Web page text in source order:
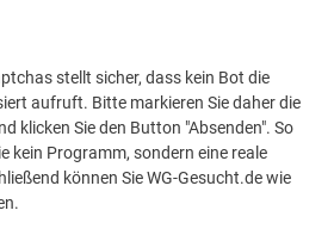
stellt sicher, dass kein Bot die
aufruft. Bitte markieren Sie daher die
klicken Sie den Button "Absenden". So
kein Programm, sondern eine reale
können Sie WG-Gesucht.de wie